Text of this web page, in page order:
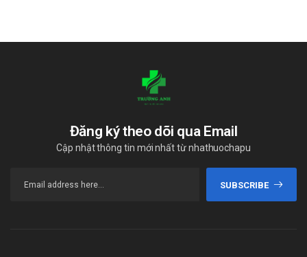
Đăng ký theo dõi qua Email
Cập nhật thông tin mới nhất từ nhathuochapu
SUBSCRIBE